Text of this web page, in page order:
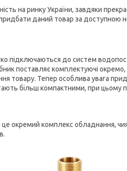
на ринку України, завдяки
даний товар за доступною
підключаються до систем
поставляє комплектуючі
товару. Тепер особлива увага
більш компактними, при цьому
окремий комплекс обладнання,